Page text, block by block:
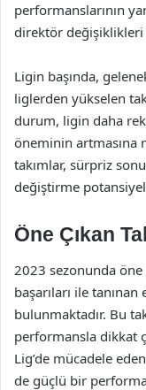
performanslarının
direktör
Ligin başında,
liglerden yükselen
durum, ligin daha
öneminin artmasına
takımlar, sürpriz
değiştirme
Öne Çıkan
2023 sezonunda öne
başarıları ile
bulunmaktadır. Bu
performansla dikkat
Lig’de mücadele
de güçlü bir